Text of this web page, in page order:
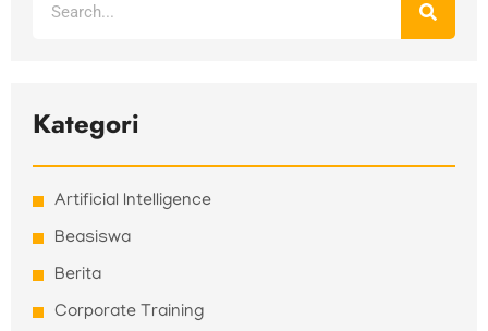
Kategori
Artificial Intelligence
Beasiswa
Berita
Corporate Training